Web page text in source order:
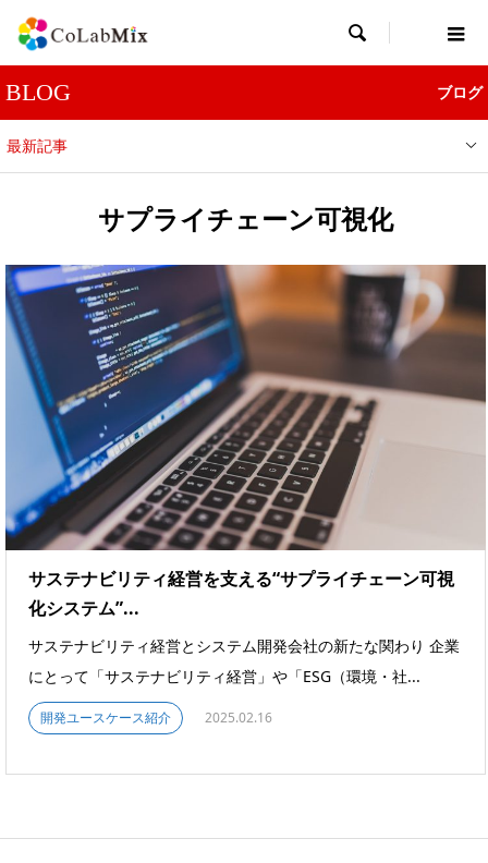

BLOG ブログ
最新記事
サプライチェーン可視化
サステナビリティ経営を支える“サプライチェーン可視
化システム”...
サステナビリティ経営とシステム開発会社の新たな関わり 企業
にとって「サステナビリティ経営」や「ESG（環境・社...
開発ユースケース紹介 2025.02.16